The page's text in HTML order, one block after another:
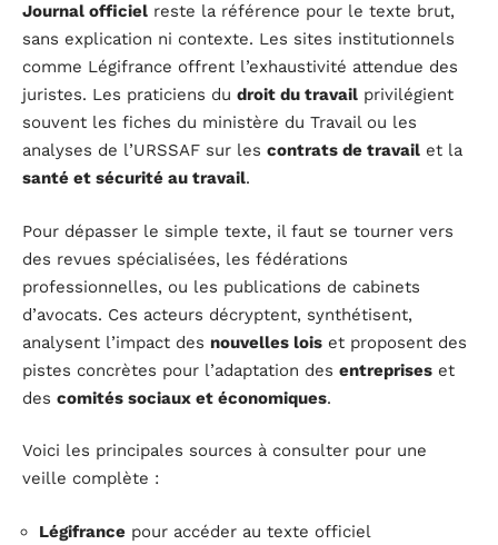
Journal officiel reste la référence pour le texte brut,
sans explication ni contexte. Les sites institutionnels
comme Légifrance offrent l’exhaustivité attendue des
juristes. Les praticiens du droit du travail privilégient
souvent les fiches du ministère du Travail ou les
analyses de l’URSSAF sur les contrats de travail et la
santé et sécurité au travail.
Pour dépasser le simple texte, il faut se tourner vers
des revues spécialisées, les fédérations
professionnelles, ou les publications de cabinets
d’avocats. Ces acteurs décryptent, synthétisent,
analysent l’impact des nouvelles lois et proposent des
pistes concrètes pour l’adaptation des entreprises et
des comités sociaux et économiques.
Voici les principales sources à consulter pour une
veille complète :
Légifrance pour accéder au texte officiel